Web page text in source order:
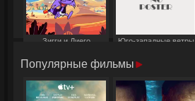
Зигги и Диего Юго-западные ветры
Популярные фильмы